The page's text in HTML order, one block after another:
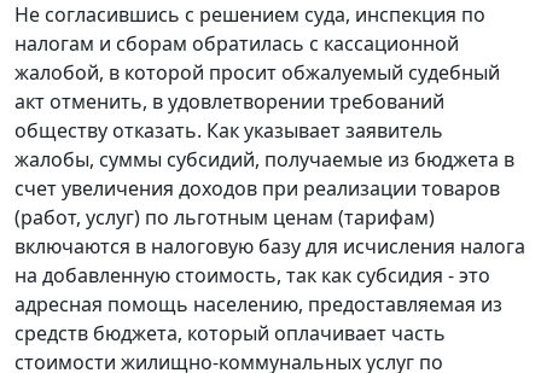
Не согласившись с решением суда, инспекция по
налогам и сборам обратилась с кассационной
жалобой, в которой просит обжалуемый судебный
акт отменить, в удовлетворении требований
обществу отказать. Как указывает заявитель
жалобы, суммы субсидий, получаемые из бюджета в
счет увеличения доходов при реализации товаров
(работ, услуг) по льготным ценам (тарифам)
включаются в налоговую базу для исчисления налога
на добавленную стоимость, так как субсидия - это
адресная помощь населению, предоставляемая из
средств бюджета, который оплачивает часть
стоимости жилищно-коммунальных услуг по